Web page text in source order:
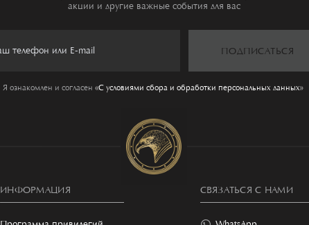
акции и другие важные события для вас
ПОДПИСАТЬСЯ
Я ознакомлен и согласен «C условиями сбора и обработки персональных данных»
ИНФОРМАЦИЯ СВЯЗАТЬСЯ С НАМИ